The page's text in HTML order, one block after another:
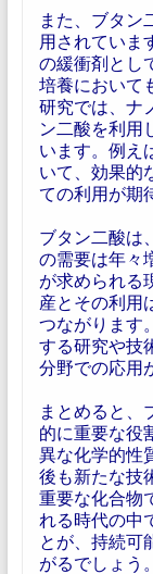
また、ブタン
用されていま
の緩衝剤とし
培養において
研究では、ナ
ン二酸を利用
います。例え
いて、効果的
ての利用が期
ブタン二酸は
の需要は年々
が求められる
産とその利用
つながります
する研究や技
分野での応用
まとめると、
的に重要な役
異な化学的性
後も新たな技
重要な化合物
れる時代の中
とが、持続可
がるでしょう。